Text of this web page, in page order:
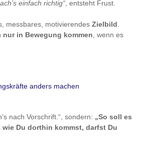
einfach richtig“, entsteht Frust.
messbares, motivierendes Zielbild
nur in Bewegung kommen , wenn es
anders machen
nach Vorschrift.“, sondern: „So soll es
wie Du dorthin kommst, darfst Du